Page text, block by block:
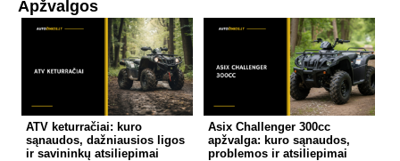
Apžvalgos
ATV keturračiai: kuro
sąnaudos, dažniausios ligos
ir savininkų atsiliepimai
Asix Challenger 300cc
apžvalga: kuro sąnaudos,
problemos ir atsiliepimai